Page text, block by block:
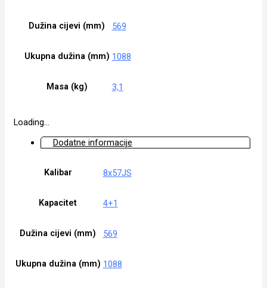
Dužina cijevi (mm) 569
Ukupna dužina (mm) 1088
Masa (kg) 3,1
Loading...
Dodatne informacije
Kalibar 8x57JS
Kapacitet 4+1
Dužina cijevi (mm) 569
Ukupna dužina (mm) 1088